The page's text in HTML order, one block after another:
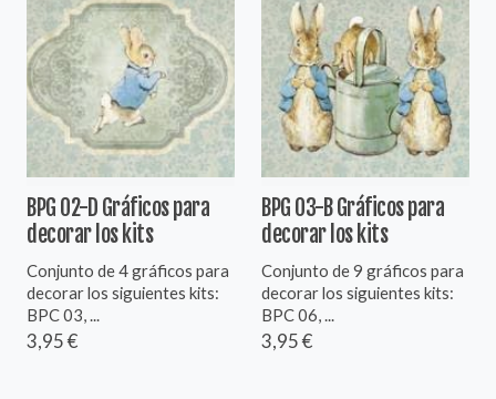
BPG 02-D Gráficos para
decorar los kits
Conjunto de 4 gráficos para
decorar los siguientes kits:
BPC 03, ...
3,95 €
BPG 03-B Gráficos para
decorar los kits
Conjunto de 9 gráficos para
decorar los siguientes kits:
BPC 06, ...
3,95 €